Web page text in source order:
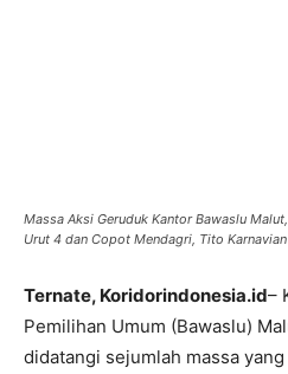
Massa Aksi Geruduk Kantor Bawaslu
Urut 4 dan Copot Mendagri, Tito Karnavian
Ternate, Koridorindonesia.id–
Pemilihan Umum (Bawaslu)
didatangi sejumlah massa